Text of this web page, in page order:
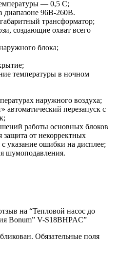
— 0,5 С;
диапазоне 96В-260В.
трансформатор;
создающие охват всего
блока;
температуры в ночном
наружного воздуха;
автоматический перезапуск с
работы основных блоков
от некорректных
с указание ошибки на дисплее;
шумоподавления.
на “Тепловой насос до
Bonum” V-S18BHPAC”
Обязательные поля